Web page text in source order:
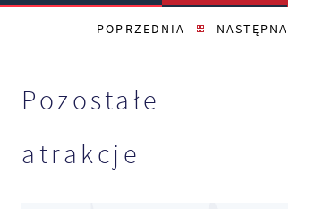
POPRZEDNIA NASTĘPNA
Pozostałe
atrakcje